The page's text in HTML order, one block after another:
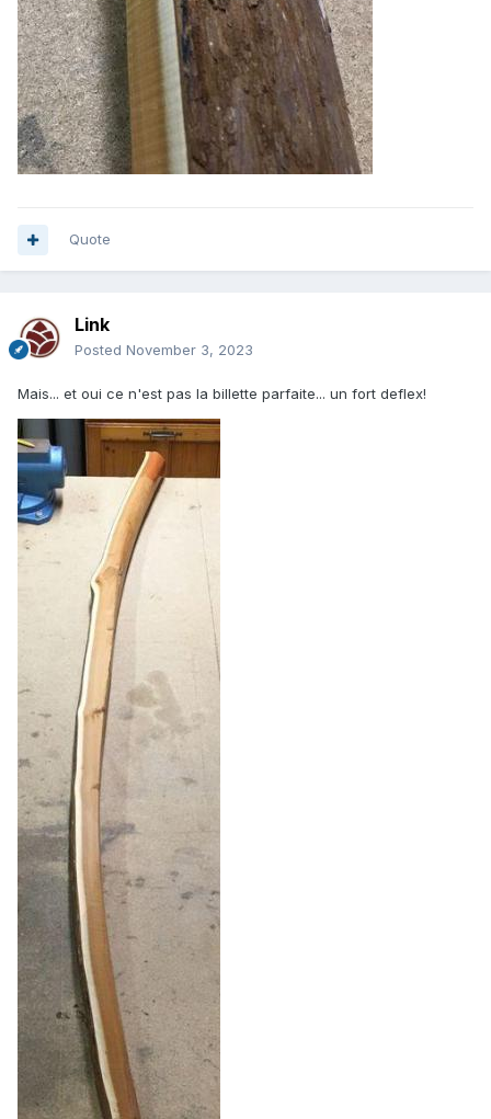
Quote
Link
Posted November 3, 2023
Mais... et oui ce n'est pas la billette parfaite... un fort deflex!